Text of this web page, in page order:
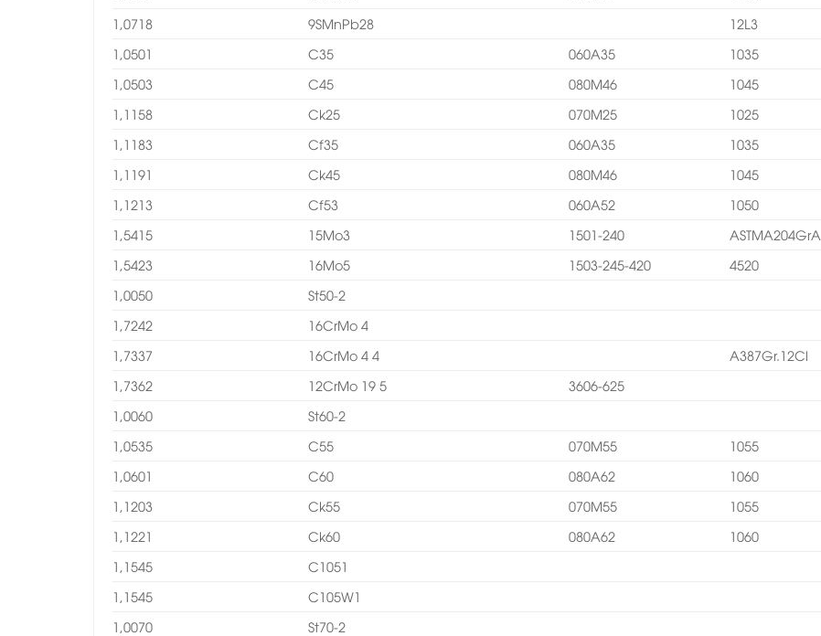
1,0718
9SMnPb28 12L3
1,0501
C35 060A35 1035
1,0503
C45 080M46 1045
1,1158
Ck25 070M25 1025
1,1183
Cf35 060A35 1035
1,1191
Ck45 080M46 1045
1,1213
Cf53 060A52 1050
1,5415
15Mo3 1501-240
ASTMA204GrA
1,5423
16Mo5 1503-245-420 4520
1,0050
St50-2
1,7242
16CrMo 4
1,7337
16CrMo 4 4
A387Gr.12Cl
1,7362
12CrMo 19 5
3606-625
1,0060
St60-2
1,0535
C55 070M55 1055
1,0601
C60 080A62 1060
1,1203
Ck55 070M55 1055
1,1221
Ck60 080A62 1060
1,1545
C1051
1,1545
C105W1
1,0070
St70-2